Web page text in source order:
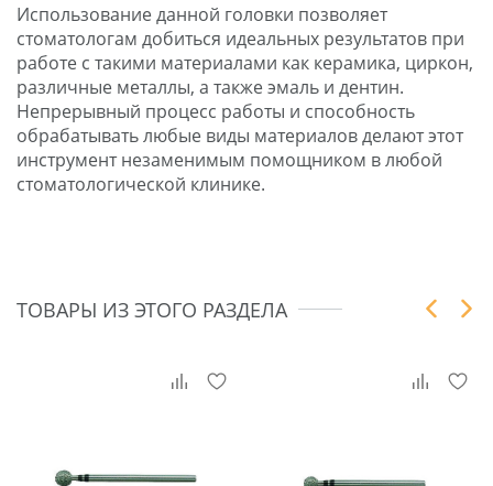
Использование данной головки позволяет
стоматологам добиться идеальных результатов при
работе с такими материалами как керамика, циркон,
различные металлы, а также эмаль и дентин.
Непрерывный процесс работы и способность
обрабатывать любые виды материалов делают этот
инструмент незаменимым помощником в любой
стоматологической клинике.
ТОВАРЫ ИЗ ЭТОГО РАЗДЕЛА